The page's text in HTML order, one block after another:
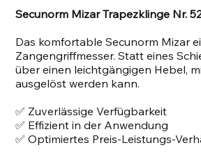
Secunorm Mizar Trapezklinge Nr.
Das komfortable Secunorm Mizar
Zangengriffmesser. Statt eines
über einen leichtgängigen Hebel,
ausgelöst werden kann.
✅ Zuverlässige Verfügbarkeit
✅ Effizient in der Anwendung
✅ Optimiertes Preis-Leistungs-